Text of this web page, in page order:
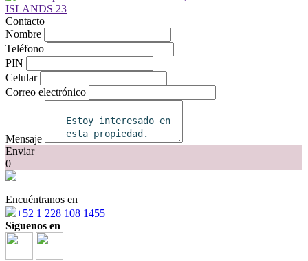
Contacto
Nombre
Teléfono
PIN
Celular
Correo electrónico
Mensaje
Enviar
0
Encuéntranos en
+52 1 228 108 1455
Síguenos en